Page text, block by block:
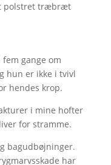
polstret træbræt
gange om
hun er ikke i tvivl
hendes krop.
i mine hofter
for stramme.
bagudbøjninger.
har